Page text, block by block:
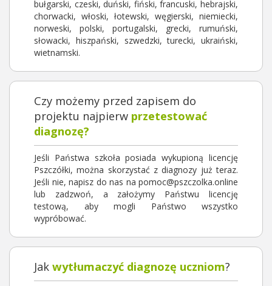
bułgarski, czeski, duński, fiński, francuski, hebrajski,
chorwacki, włoski, łotewski, węgierski, niemiecki,
norweski, polski, portugalski, grecki, rumuński,
słowacki, hiszpański, szwedzki, turecki, ukraiński,
wietnamski.
Czy możemy przed zapisem do
projektu najpierw przetestować
diagnozę?
Jeśli Państwa szkoła posiada wykupioną licencję
Pszczółki, można skorzystać z diagnozy już teraz.
Jeśli nie, napisz do nas na pomoc@pszczolka.online
lub zadzwoń, a założymy Państwu licencję
testową, aby mogli Państwo wszystko
wypróbować.
Jak wytłumaczyć diagnozę uczniom?